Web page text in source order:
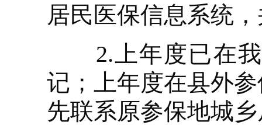
居民医保信息系统
2.上年度已在我
记；上年度在县外
先联系原参保地城